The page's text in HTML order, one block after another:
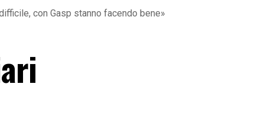
con Gasp stanno facendo bene»